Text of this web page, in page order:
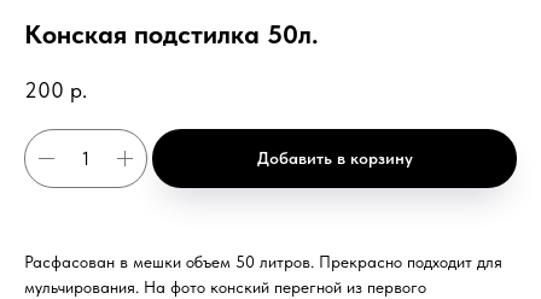
Конская подстилка 50л.
200 р.
Добавить в корзину
Расфасован в мешки объем 50 литров. Прекрасно подходит для
мульчирования. На фото конский перегной из первого